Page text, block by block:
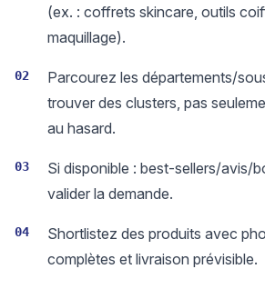
(ex. : coffrets skincare, outils
maquillage).
02
Parcourez les départements/
trouver des clusters, pas
au hasard.
03
Si disponible : best-sellers/avis/
valider la demande.
04
Shortlistez des produits avec
complètes et livraison prévisible.